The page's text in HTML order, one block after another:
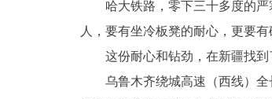
哈大铁路，零下三十多度的
人，要有坐冷板凳的耐心，更要
这份耐心和钻劲，在新疆找到
乌鲁木齐绕城高速（西线）